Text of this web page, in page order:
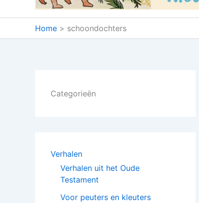
Home schoondochters
Categorieën
Verhalen
Verhalen uit het Oude
Testament
Voor peuters en kleuters